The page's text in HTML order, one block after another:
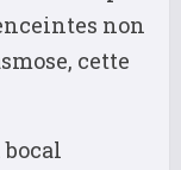
non
cette